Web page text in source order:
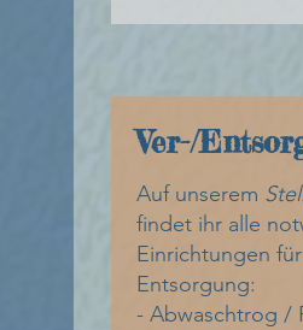
Ver-/
Auf unserem
findet ihr alle
Einrichtungen
Entsorgung:
- Abwaschtrog /